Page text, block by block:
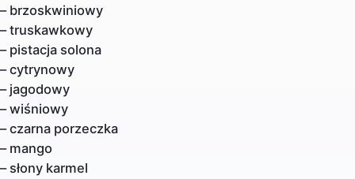
– brzoskwiniowy
– truskawkowy
– pistacja solona
– cytrynowy
– jagodowy
– wiśniowy
– czarna porzeczka
– mango
– słony karmel